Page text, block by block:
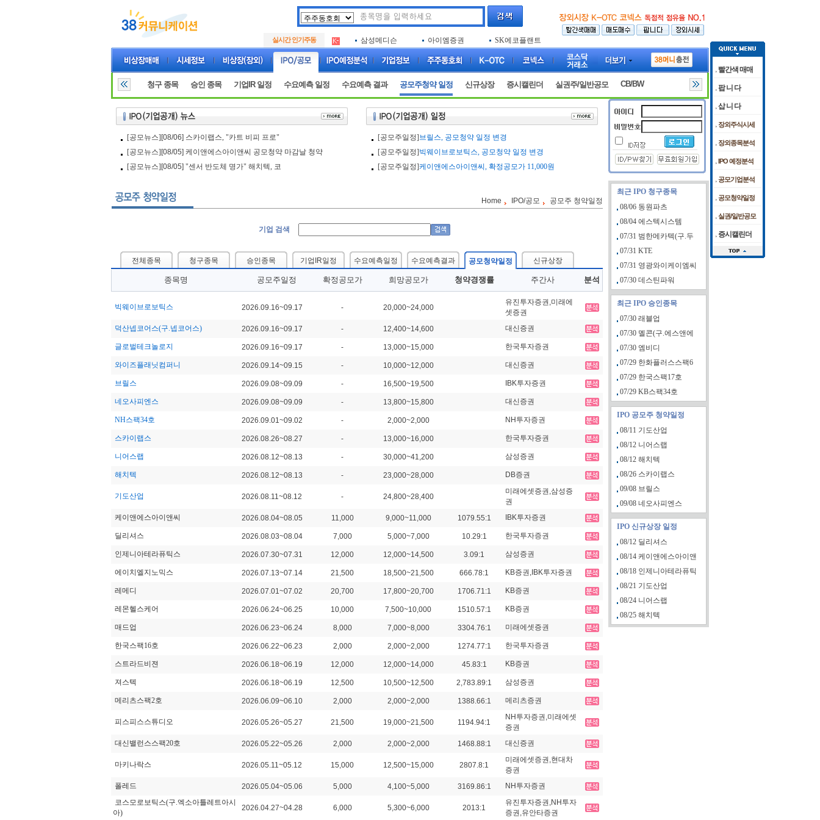
실시간 인기주동
. 아크로스 두나무
엑소코바이오
삼성메디슨 아이엠증권
SK에코플랜트
.
아크로스 두나무
엑소코바이오
아하 루켄테크놀러지 플럼라인생명과
청구 종목 승인 종목 기업IR 일정 수요예측 일정 수요예측 결과 공모주청약 일정 신규상장 증시캘린더 실권주/일반공모 CB/BW
[공모뉴스] [08/06] 스카이랩스, "카트 비피 프로"
[공모뉴스] [08/05] 케이앤에스아이앤씨 공모청약 마감날 청약
[공모뉴스] [08/05] "센서 반도체 명가" 해치텍, 코
[공모주일정]브릴스, 공모청약 일정 변경
[공모주일정]빅웨이브로보틱스, 공모청약 일정 변경
[공모주일정]케이앤에스아이앤씨, 확정공모가 11,000원
Home IPO/공모 공모주 청약일정
기업 검색
전체종목 청구종목 승인종목 기업IR일정 수요예측일정 수요예측결과 공모청약일정 신규상장
종목명 공모주일정 확정공모가 희망공모가 청약경쟁률 주간사 분석
빅웨이브로보틱스 2026.09.16~09.17 - 20,000~24,000
유진투자증권,미래에
셋증권
덕산넵코어스(구.넵코어스)
2026.09.16~09.17 - 12,400~14,600 대신증권
글로벌테크놀로지 2026.09.16~09.17 - 13,000~15,000 한국투자증권
와이즈플래닛컴퍼니 2026.09.14~09.15 - 10,000~12,000 대신증권
브릴스 2026.09.08~09.09 - 16,500~19,500 IBK투자증권
네오사피엔스 2026.09.08~09.09 - 13,800~15,800 대신증권
NH스팩34호 2026.09.01~09.02 - 2,000~2,000 NH투자증권
스카이랩스 2026.08.26~08.27 - 13,000~16,000 한국투자증권
니어스랩 2026.08.12~08.13 - 30,000~41,200 삼성증권
해치텍 2026.08.12~08.13 - 23,000~28,000 DB증권
기도산업 2026.08.11~08.12 - 24,800~28,400
미래에셋증권,삼성증
권
케이앤에스아이앤씨
2026.08.04~08.05 11,000 9,000~11,000 1079.55:1 IBK투자증권
딜리셔스 2026.08.03~08.04 7,000 5,000~7,000 10.29:1 한국투자증권
인제니아테라퓨틱스 2026.07.30~07.31 12,000 12,000~14,500 3.09:1 삼성증권
에이치엘지노믹스 2026.07.13~07.14 21,500 18,500~21,500 666.78:1 KB증권,IBK투자증권
레메디 2026.07.01~07.02 20,700 17,800~20,700 1706.71:1 KB증권
레몬헬스케어 2026.06.24~06.25 10,000 7,500~10,000 1510.57:1 KB증권
매드업 2026.06.23~06.24 8,000 7,000~8,000 3304.76:1 미래에셋증권
한국스팩16호 2026.06.22~06.23 2,000 2,000~2,000 1274.77:1 한국투자증권
스트라드비젼 2026.06.18~06.19 12,000 12,000~14,000 45.83:1 KB증권
져스텍 2026.06.18~06.19 12,500 10,500~12,500 2,783.89:1 삼성증권
메리츠스팩2호 2026.06.09~06.10 2,000 2,000~2,000 1388.66:1 메리츠증권
피스피스스튜디오 2026.05.26~05.27 21,500 19,000~21,500 1194.94:1
NH투자증권,미래에셋
증권
대신밸런스스팩20호
2026.05.22~05.26 2,000 2,000~2,000 1468.88:1 대신증권
마키나락스 2026.05.11~05.12 15,000 12,500~15,000 2807.8:1
미래에셋증권,현대차
증권
폴레드
2026.05.04~05.06 5,000 4,100~5,000 3169.86:1
NH투자증권
코스모로보틱스(구.엑소아틀레트아시
아)
2026.04.27~04.28 6,000 5,300~6,000 2013:1
유진투자증권,NH투자
증권,유안타증권
최근 IPO 청구종목
08/06 동원파츠
08/04 에스텍시스템
07/31 범한메카텍(구.두
07/31 KTE
07/31 영광와이케이엠씨
07/30 데스틴파워
최근 IPO 승인종목
07/30 래블업
07/30 멜콘(구.에스앤에
07/30 엠비디
07/29 한화플러스스팩6
07/29 한국스팩17호
07/29 KB스팩34호
IPO 공모주 청약일정
08/11 기도산업
08/12 니어스랩
08/12 해치텍
08/26 스카이랩스
09/08 브릴스
09/08 네오사피엔스
IPO 신규상장 일정
08/12 딜리셔스
08/14 케이앤에스아이앤
08/18 인제니아테라퓨틱
08/21 기도산업
08/24 니어스랩
08/25 해치텍
빨간색 매매
팝 니 다
삽 니 다
장외주식시세
장외종목분석
IPO 예정분석
공모기업분석
공모청약일정
실권/일반공모
증시캘린더